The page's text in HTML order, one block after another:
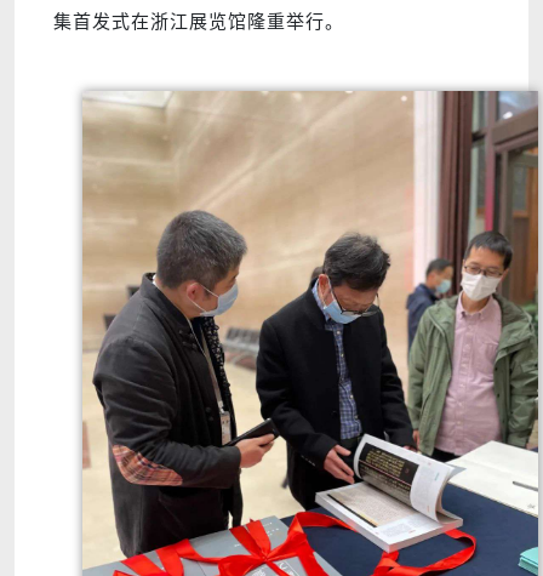
集首发式在浙江展览馆隆重举行。